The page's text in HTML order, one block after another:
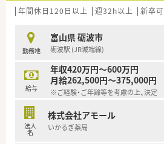
年間休日120日以上 週32h以上 新卒可
勤務地
富山県 砺波市
砺波駅 (JR城端線)
給与
年収420万円～600万円
月給262,500円～375,000円
※ご経験・ご年齢等を考慮の上、決定
法人
名
株式会社アモール
いかるぎ薬局